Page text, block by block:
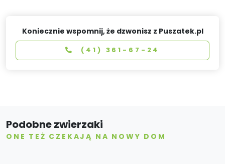
Koniecznie wspomnij, że dzwonisz z Puszatek.pl
(41) 361-67-24
Podobne zwierzaki
ONE TEŻ CZEKAJĄ NA NOWY DOM